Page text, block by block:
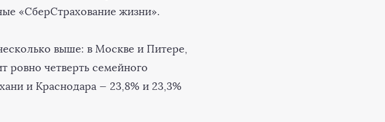
«СберСтрахование жизни».
выше: в Москве и Питере,
ровно четверть семейного
и Краснодара — 23,8% и 23,3%